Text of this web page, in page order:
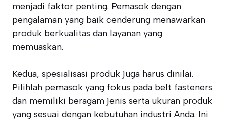
menjadi faktor penting. Pemasok dengan
pengalaman yang baik cenderung menawarkan
produk berkualitas dan layanan yang
memuaskan.
Kedua, spesialisasi produk juga harus dinilai.
Pilihlah pemasok yang fokus pada belt fasteners
dan memiliki beragam jenis serta ukuran produk
yang sesuai dengan kebutuhan industri Anda. Ini